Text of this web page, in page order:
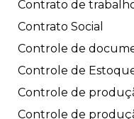
Contrato de
Contrato Social
Controle de
Controle de
Controle de
Controle de